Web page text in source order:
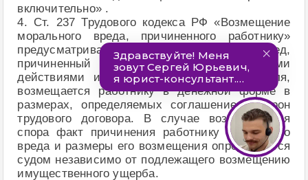
включительно» .
4. Ст. 237 Трудового кодекса РФ «Возмещение
морального вреда, причиненного работнику»
предусматривает, что моральный вред,
причиненный работнику неправомерными
действиями или бездействием работодателя,
возмещается работнику в денежной форме в
размерах, определяемых соглашением сторон
трудового договора. В случае возникновения
спора факт причинения работнику морального
вреда и размеры его возмещения определяются
судом независимо от подлежащего возмещению
имущественного ущерба.